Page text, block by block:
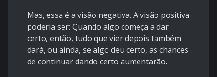
Mas, essa é a visão negativa. A visão positiva
poderia ser: Quando algo começa a dar
certo, então, tudo que vier depois também
dará, ou ainda, se algo deu certo, as chances
de continuar dando certo aumentarão.